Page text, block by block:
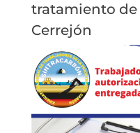
tratamiento de
Cerrejón